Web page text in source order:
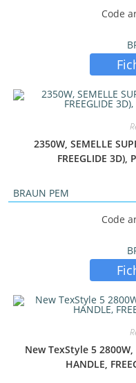
Code
2350W, SEMELLE
FREEGLIDE 3D),
BRAUN PEM
Code
New TexStyle 5 2800W,
HANDLE,